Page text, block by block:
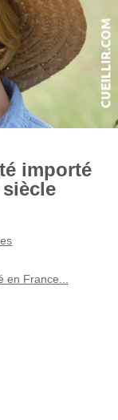
importé
siècle
France...